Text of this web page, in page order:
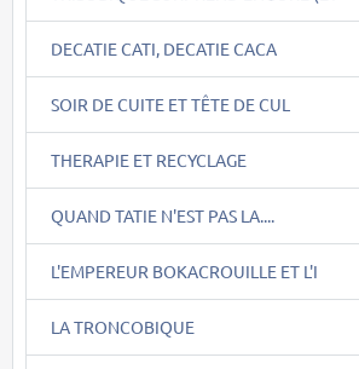
DECATIE CATI, DECATIE CACA
SOIR DE CUITE ET TÊTE DE CUL
THERAPIE ET RECYCLAGE
QUAND TATIE N'EST PAS LA....
L'EMPEREUR BOKACROUILLE ET L'I
LA TRONCOBIQUE